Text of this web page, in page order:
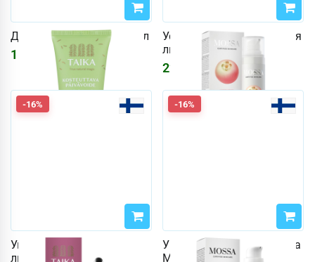
Дневной крем Taika 50 мл
1541 1840₽
Успокаивающий крем для
лица 50 мл Derma+
2211 ₽
-16%
Укрепляющее масло для
лица Taika 30 мл
-16%
Увлажняющая сыворотка
Mossa 100 мл Juicy Jelly